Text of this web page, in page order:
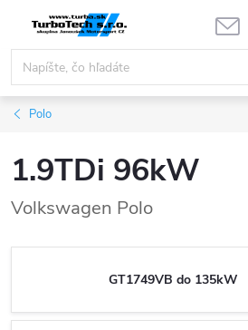
obsah
Polo
1.9TDi 96kW
Volkswagen Polo
GT1749VB do 135kW